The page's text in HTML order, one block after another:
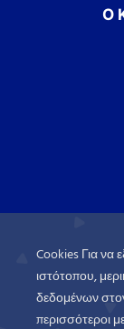
Ο
Cookies Για να
ιστότοπου,
δεδομένων
περισσότεροι